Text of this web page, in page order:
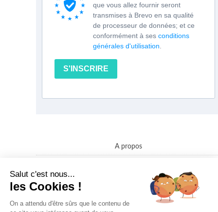
que vous allez fournir seront
transmises à Brevo en sa qualité
de processeur de données; et ce
conformément à ses conditions
générales d'utilisation
S'INSCRIRE
A propos
Politique confidentialité des données
Conditions Générales de Vente
Salut c'est nous...
les Cookies !
On a attendu d'être sûrs que le contenu de